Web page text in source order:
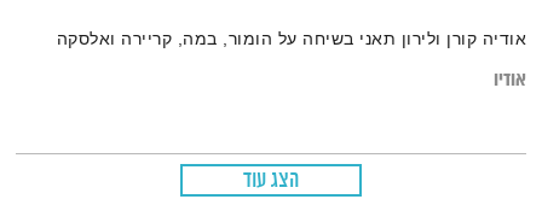
אודיה קורן ולירון תאני בשיחה על הומור, במה, קריירה ואלסקה
אודיו
הצג עוד